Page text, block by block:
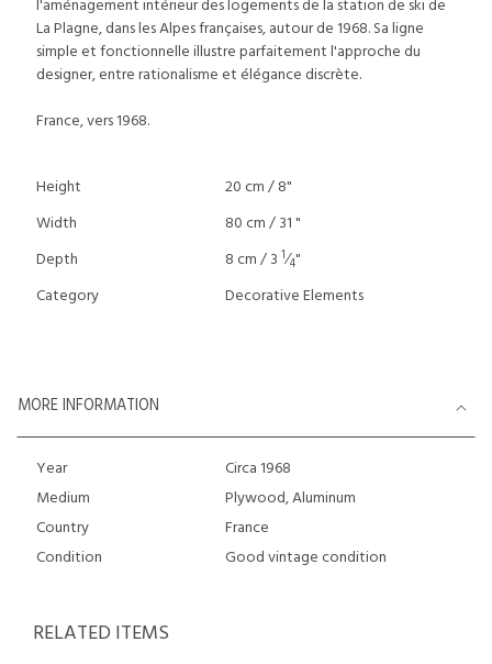
l'aménagement intérieur des logements de la station de ski de
La Plagne, dans les Alpes françaises, autour de 1968. Sa ligne
simple et fonctionnelle illustre parfaitement l'approche du
designer, entre rationalisme et élégance discrète.
France, vers 1968.
Height
20 cm / 8"
Width
80 cm / 31 "
Depth
8 cm / 3 1⁄4"
Category
Decorative Elements
MORE INFORMATION
Year
Circa 1968
Medium
Plywood, Aluminum
Country
France
Condition
Good vintage condition
RELATED ITEMS